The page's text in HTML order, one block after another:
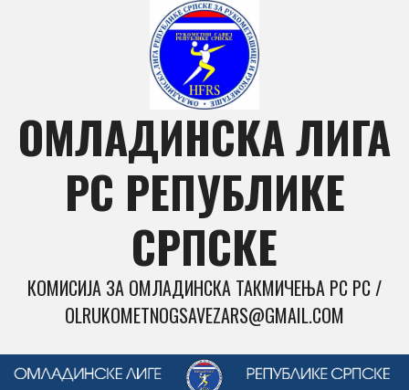
ОМЛАДИНСКА ЛИГА
РС РЕПУБЛИКЕ
СРПСКЕ
КОМИСИЈА ЗА ОМЛАДИНСКА ТАКМИЧЕЊА РС РС /
OLRUKOMETNOGSAVEZARS@GMAIL.COM